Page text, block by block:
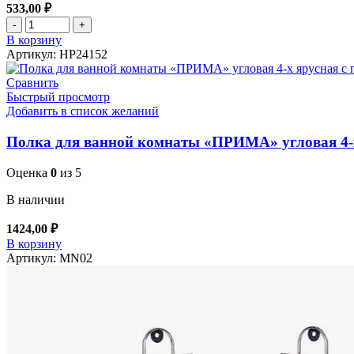
533,00 ₽
Количество товара Полка угловая 2 полки серебро
В корзину
Артикул: HP24152
Сравнить
Быстрый просмотр
Добавить в список желаний
Полка для ванной комнаты «ПРИМА» угловая 4-
Оценка 0 из 5
В наличии
1424,00 ₽
Количество товара Полка для ванной комнаты "ПРИМА"
В корзину
Артикул: MN02